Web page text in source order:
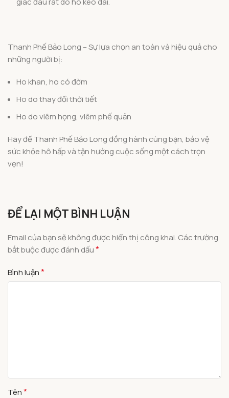
Thanh Phế Bảo Long – Sự lựa chọn an toàn và hiệu quả cho
những người bị:
Ho khan, ho có đờm
Ho do thay đổi thời tiết
Ho do viêm họng, viêm phế quản
Hãy để Thanh Phế Bảo Long đồng hành cùng bạn, bảo vệ
sức khỏe hô hấp và tận hưởng cuộc sống một cách trọn
vẹn!
ĐỂ LẠI MỘT BÌNH LUẬN
Email của bạn sẽ không được hiển thị công khai. Các trường
bắt buộc được đánh dấu*
Bình luận*
Tên*